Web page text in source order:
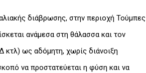
διάβρωσης, στην περιοχή Τούμπες
ανάμεσα στη θάλασσα και τον
ως αδόμητη, χωρίς διάνοιξη
να προστατεύεται η φύση και να